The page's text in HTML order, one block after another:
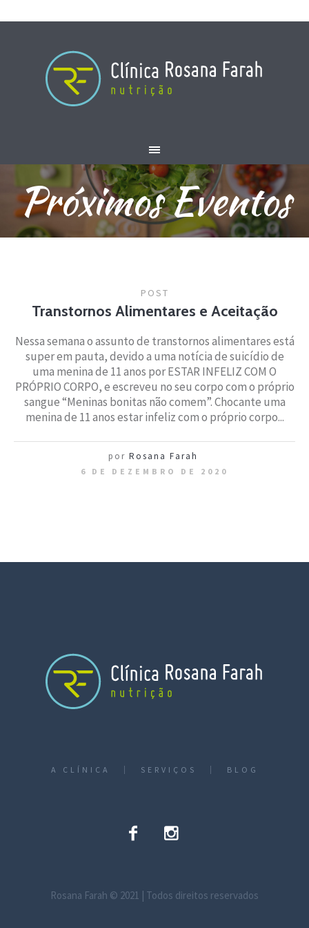
Próximos Eventos
POST
Transtornos Alimentares e Aceitação
Nessa semana o assunto de transtornos alimentares está
super em pauta, devido a uma notícia de suicídio de
uma menina de 11 anos por ESTAR INFELIZ COM O
PRÓPRIO CORPO, e escreveu no seu corpo com o próprio
sangue “Meninas bonitas não comem”. Chocante uma
menina de 11 anos estar infeliz com o próprio corpo...
por Rosana Farah
6 DE DEZEMBRO DE 2020
A CLÍNICA SERVIÇOS BLOG
Rosana Farah © 2021 | Todos direitos reservados